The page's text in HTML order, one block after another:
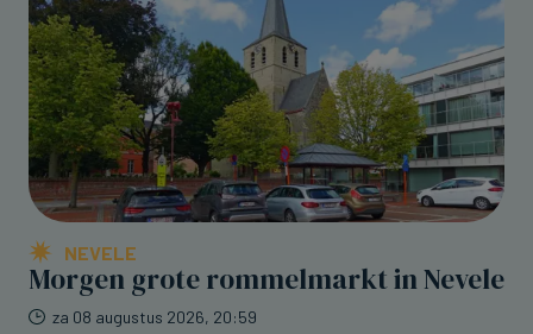
NEVELE
Morgen grote rommelmarkt in Nevele
za 08 augustus 2026, 20:59